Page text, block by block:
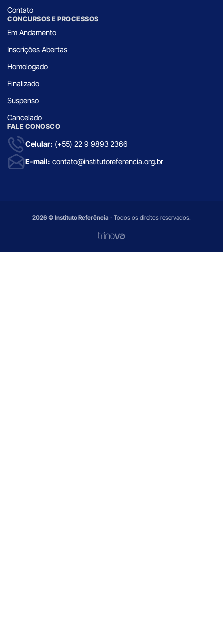
Contato
CONCURSOS E PROCESSOS
Em Andamento
Inscrições Abertas
Homologado
Finalizado
Suspenso
Cancelado
FALE CONOSCO
Celular: (+55) 22 9 9893 2366
E-mail: contato@institutoreferencia.org.br
2026 © Instituto Referência - Todos os direitos reservados.